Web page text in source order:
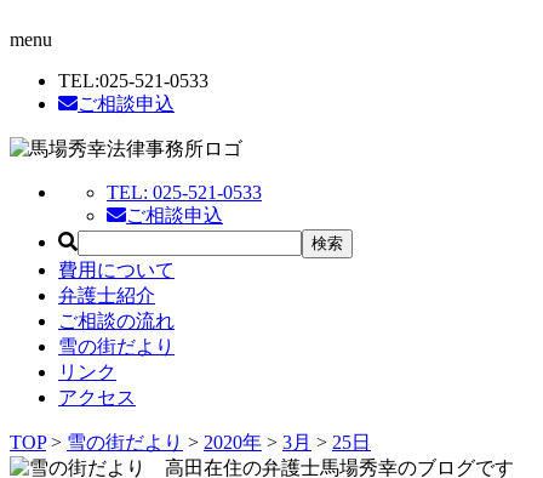
menu
TEL:025-521-0533
ご相談申込
TEL: 025-521-0533
ご相談申込
費用について
弁護士紹介
ご相談の流れ
雪の街だより
リンク
アクセス
TOP> 雪の街だより > 2020年 > 3月 > 25日